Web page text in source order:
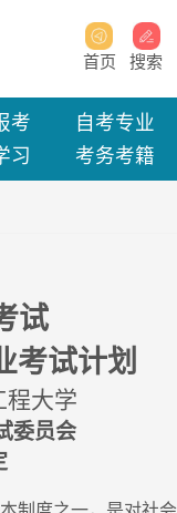
首页 搜索
考
自考专业
习 考务考籍
试
考试计划
程大学
委员会